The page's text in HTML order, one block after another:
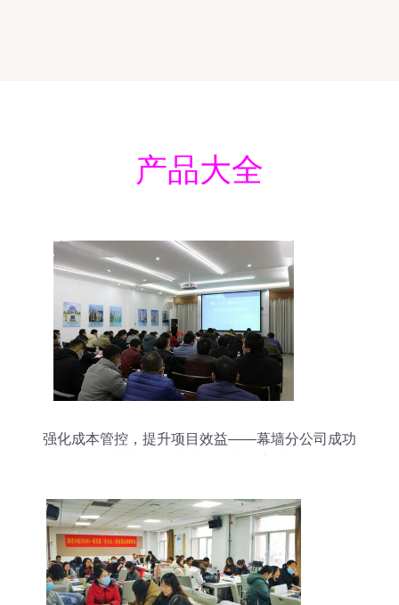
产品大全
强化成本管控，提升项目效益——幕墙分公司成功